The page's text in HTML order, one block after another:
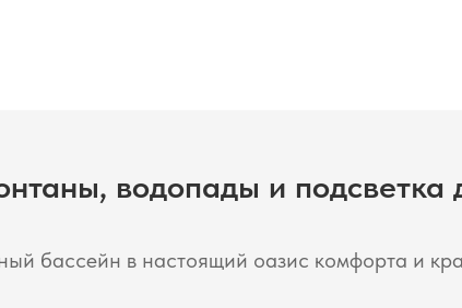
водопады и подсветка
бассейн в настоящий оазис комфорта и